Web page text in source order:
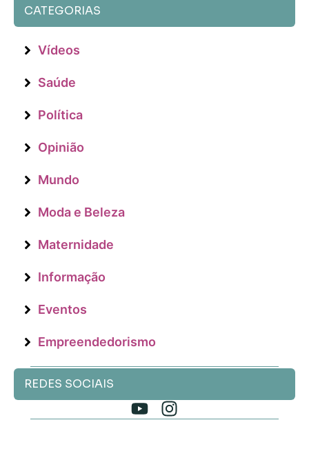
CATEGORIAS
Vídeos
Saúde
Política
Opinião
Mundo
Moda e Beleza
Maternidade
Informação
Eventos
Empreendedorismo
REDES SOCIAIS